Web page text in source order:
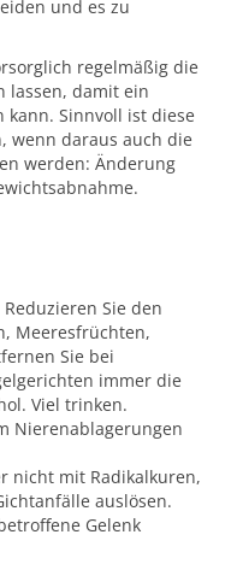
und es zu
regelmäßig die
lassen, damit ein
Sinnvoll ist diese
wenn daraus auch die
werden: Änderung
Sie den
Meeresfrüchten,
Sie bei
immer die
Viel trinken.
Nierenablagerungen
nicht mit Radikalkuren,
auslösen.
Gelenk